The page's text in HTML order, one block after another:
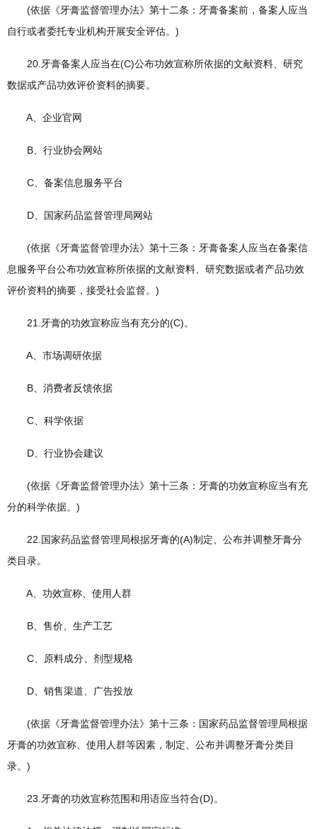
(依据《牙膏监督管理办法》第十二条：牙膏备案前，备案人应当
自行或者委托专业机构开展安全评估。)
20.牙膏备案人应当在(C)公布功效宣称所依据的文献资料、研究
数据或产品功效评价资料的摘要。
A、企业官网
B、行业协会网站
C、备案信息服务平台
D、国家药品监督管理局网站
(依据《牙膏监督管理办法》第十三条：牙膏备案人应当在备案信
息服务平台公布功效宣称所依据的文献资料、研究数据或者产品功效
评价资料的摘要，接受社会监督。)
21.牙膏的功效宣称应当有充分的(C)。
A、市场调研依据
B、消费者反馈依据
C、科学依据
D、行业协会建议
(依据《牙膏监督管理办法》第十三条：牙膏的功效宣称应当有充
分的科学依据。)
22.国家药品监督管理局根据牙膏的(A)制定、公布并调整牙膏分
类目录。
A、功效宣称、使用人群
B、售价、生产工艺
C、原料成分、剂型规格
D、销售渠道、广告投放
(依据《牙膏监督管理办法》第十三条：国家药品监督管理局根据
牙膏的功效宣称、使用人群等因素，制定、公布并调整牙膏分类目
录。)
23.牙膏的功效宣称范围和用语应当符合(D)。